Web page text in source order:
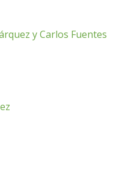
y Carlos Fuentes